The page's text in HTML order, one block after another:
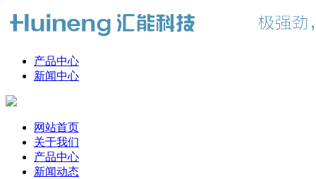
产品中心
新闻中心
网站首页
关于我们
产品中心
新闻动态